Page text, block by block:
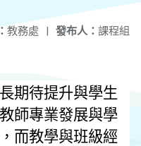
發布人： 課程組
教務處 |
期待提升與學生
師專業發展與學
而教學與班級經